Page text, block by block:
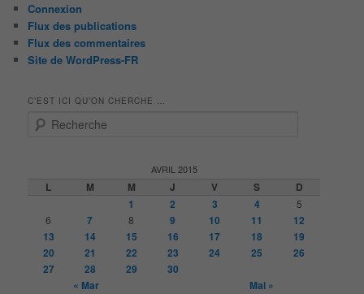
Connexion
Flux des publications
Flux des commentaires
Site de WordPress-FR
C’EST ICI QU’ON CHERCHE …
AVRIL 2015
L M M J V S
D
1
2 3 4
5
6
7 8 9 10 11
12
13
14 15 16 17 18
19
20
21 22 23 24 25
26
27
28 29
30
« Mar
Mai »